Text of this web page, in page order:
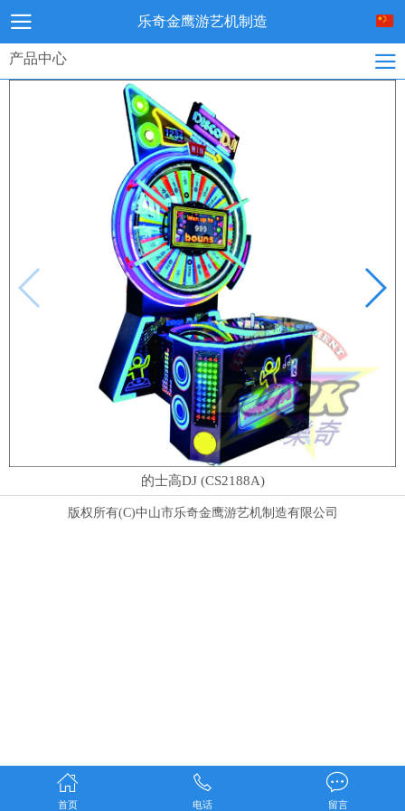
乐奇金鹰游艺机制造
产品中心
的士高DJ (CS2188A)
版权所有(C)中山市乐奇金鹰游艺机制造有限公司
首页 电话 留言